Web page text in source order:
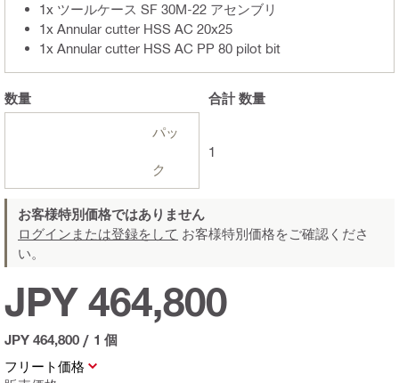
1x ツールケース SF 30M-22 アセンブリ
1x Annular cutter HSS AC 20x25
1x Annular cutter HSS AC PP 80 pilot bit
数量
パッ
ク
合計数量
1
お客様特別価格ではありません
ログインまたは登録をして お客様特別価格をご確認くださ
い。
フリート価格
JPY 464,800
JPY 464,800 / 1 個